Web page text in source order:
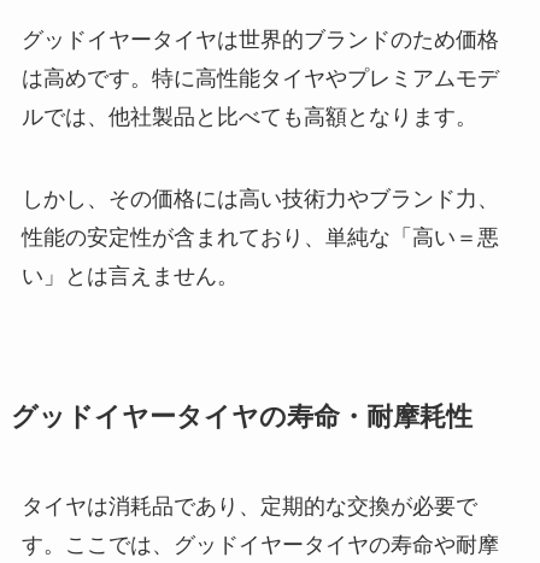
グッドイヤータイヤは世界的ブランドのため価格
は高めです。特に高性能タイヤやプレミアムモデ
ルでは、他社製品と比べても高額となります。
しかし、その価格には高い技術力やブランド力、
性能の安定性が含まれており、単純な「高い＝悪
い」とは言えません。
グッドイヤータイヤの寿命・耐摩耗性
タイヤは消耗品であり、定期的な交換が必要で
す。ここでは、グッドイヤータイヤの寿命や耐摩